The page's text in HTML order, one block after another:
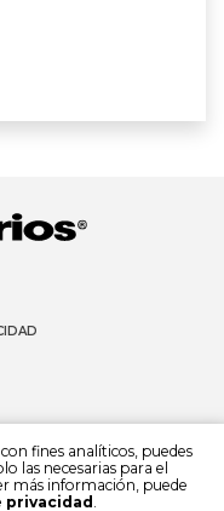
fines analíticos, puedes
las necesarias para el
más información, puede
privacidad .